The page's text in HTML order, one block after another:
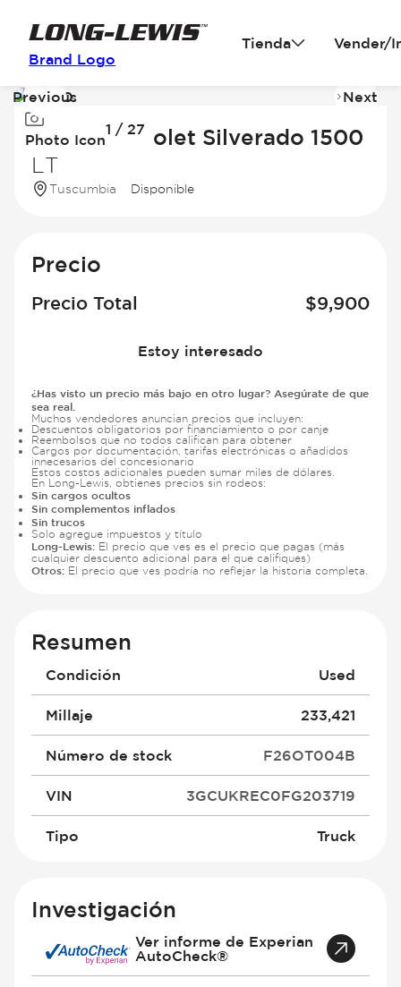
Brand Logo
Tienda Vender/
Image
of
Photo Icon
1 / 27
Previous Next
2015 Chevrolet Silverado 1500
LT
Tuscumbia Disponible
Precio
Precio Total $9,900
Estoy interesado
¿Has visto un precio más bajo en otro lugar? Asegúrate de que
sea real.
Muchos vendedores anuncian precios que incluyen:
Descuentos obligatorios por financiamiento o por canje
Reembolsos que no todos califican para obtener
Cargos por documentación, tarifas electrónicas o añadidos
innecesarios del concesionario
Estos costos adicionales pueden sumar miles de dólares.
En Long-Lewis, obtienes precios sin rodeos:
Sin cargos ocultos
Sin complementos inflados
Sin trucos
Solo agregue impuestos y título
Long-Lewis: El precio que ves es el precio que pagas (más
cualquier descuento adicional para el que califiques)
Otros: El precio que ves podría no reflejar la historia completa.
Resumen
Condición Used
Millaje 233,421
Número de stock F26OT004B
VIN 3GCUKREC0FG203719
Tipo Truck
Investigación
Ver informe de Experian
AutoCheck®